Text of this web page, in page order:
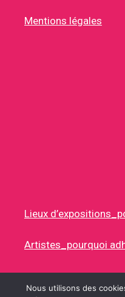
Mentions légales
Lieux
Artistes_pourquoi
Nous utilisons des